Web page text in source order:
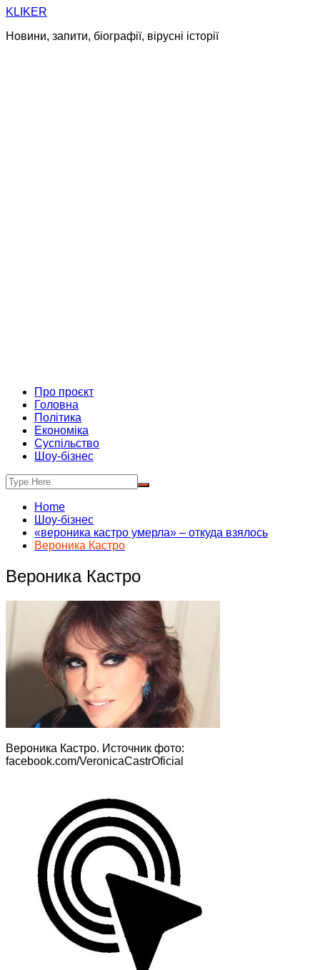
Skip
content
KLIKER
Новини, запити, біографії, вірусні історії
Про проєкт
Головна
Політика
Економіка
Суспільство
Шоу-бізнес
Home
Шоу-бізнес
«вероника кастро умерла» – откуда взялось
Вероника Кастро
Вероника Кастро
Вероника Кастро. Источник фото:
facebook.com/VeronicaCastrOficial